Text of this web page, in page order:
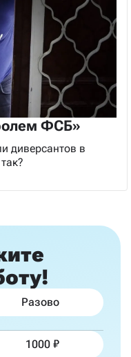
ФСБ»
диверсантов в
Разово
1000